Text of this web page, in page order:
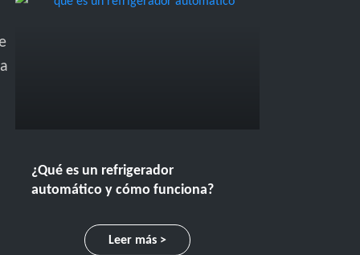
¿Qué es un refrigerador
automático y cómo funciona?
Leer más >